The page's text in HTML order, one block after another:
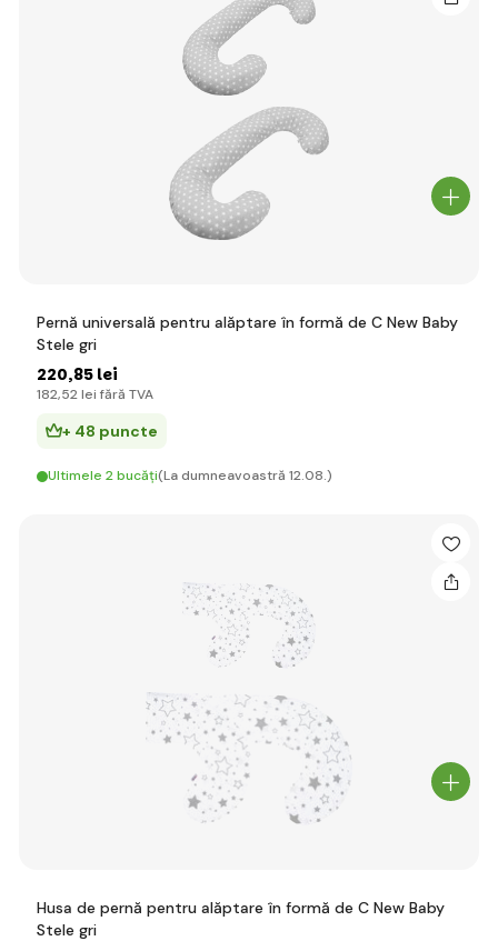
Pernă universală pentru alăptare în formă de C New Baby
Stele gri
220,85 lei
182,52 lei fără TVA
+ 48 puncte
Ultimele 2 bucăți(La dumneavoastră 12.08.)
Husa de pernă pentru alăptare în formă de C New Baby
Stele gri